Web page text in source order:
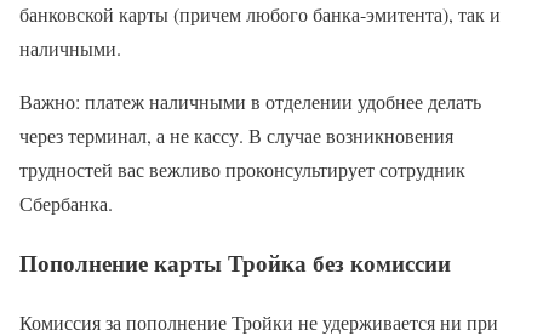
банковской карты (причем любого банка-эмитента), так и
наличными.
Важно: платеж наличными в отделении удобнее делать
через терминал, а не кассу. В случае возникновения
трудностей вас вежливо проконсультирует сотрудник
Сбербанка.
Пополнение карты Тройка без комиссии
Комиссия за пополнение Тройки не удерживается ни при